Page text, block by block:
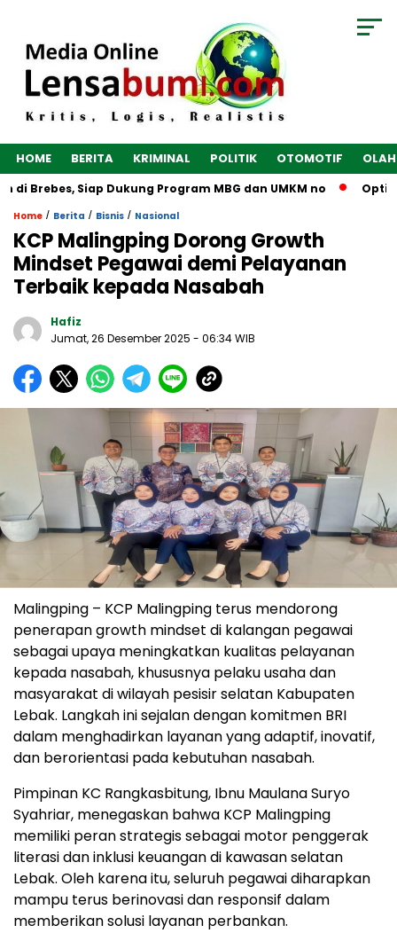
HOME BERITA KRIMINAL POLITIK OTOMOTIF
Brebes, Siap Dukung Program MBG dan UMKM no
Home / Berita / Bisnis / Nasional
KCP Malingping Dorong Growth
Mindset Pegawai demi Pelayanan
Terbaik kepada Nasabah
Hafiz
Jumat, 26 Desember 2025 - 06:34 WIB
Malingping – KCP Malingping terus mendorong
penerapan growth mindset di kalangan pegawai
sebagai upaya meningkatkan kualitas pelayanan
kepada nasabah, khususnya pelaku usaha dan
masyarakat di wilayah pesisir selatan Kabupaten
Lebak. Langkah ini sejalan dengan komitmen BRI
dalam menghadirkan layanan yang adaptif, inovatif,
dan berorientasi pada kebutuhan nasabah.
Pimpinan KC Rangkasbitung, Ibnu Maulana Suryo
Syahriar, menegaskan bahwa KCP Malingping
memiliki peran strategis sebagai motor penggerak
literasi dan inklusi keuangan di kawasan selatan
Lebak. Oleh karena itu, seluruh pegawai diharapkan
mampu terus berinovasi dan responsif dalam
memberikan solusi layanan perbankan.